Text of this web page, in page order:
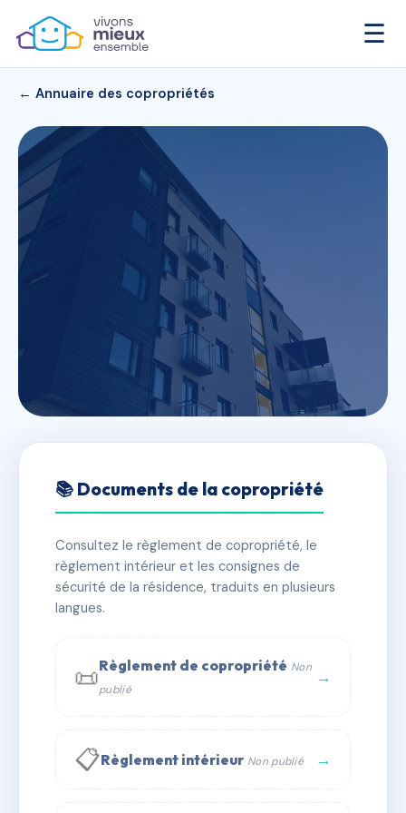
☰
← Annuaire des copropriétés
CROZALS
✓ Immatriculée 🏠 85 lots 🏗 1 bâtiment(s)
📞 Contacter Syndic Digital
📚 Documents de la copropriété
Consultez le règlement de copropriété, le
règlement intérieur et les consignes de
sécurité de la résidence, traduits en plusieurs
langues.
📜Règlement de copropriété Non
publié
→
📋Règlement intérieur Non publié →